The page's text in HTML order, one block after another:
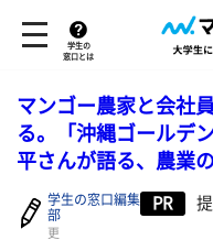
学生の
窓口とは
マンゴー農家と会社
る。「沖縄ゴールデ
平さんが語る、農業
学生の窓口編集
部
更
PR